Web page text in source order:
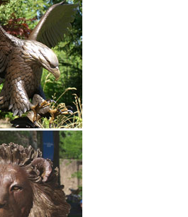
нового года.
2018
уместна статуэтка